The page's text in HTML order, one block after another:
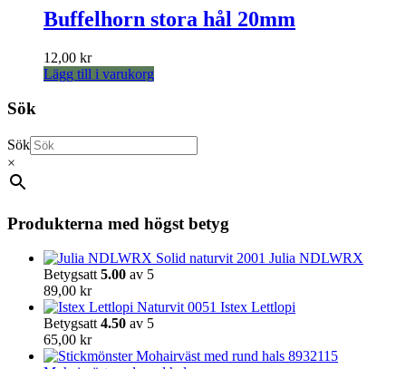
Buffelhorn stora hål 20mm
12,00 kr
Lägg till i varukorg
Sök
Sök
×
Produkterna med högst betyg
Julia NDLWRX
Betygsatt5.00 av 5
89,00 kr
Istex Lettlopi
Betygsatt4.50 av 5
65,00 kr